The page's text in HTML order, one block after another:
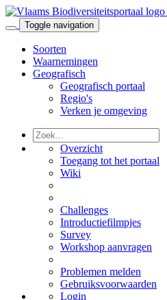
Toggle navigation
Soorten
Waarnemingen
Geografisch
Geografisch portaal
Regio's
Verken je omgeving
Overzicht
Toegang tot het portaal
Wiki
Challenges
Introductiefilmpjes
Survey
Workshop aanvragen
Problemen melden
Gebruiksvoorwaarden
Login